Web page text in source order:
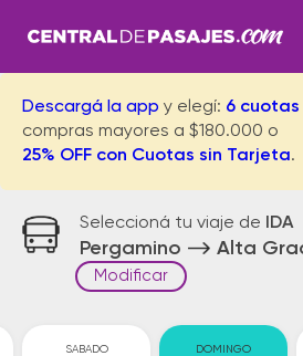
Descargá la app y elegí: 6 cuotas
compras mayores a $180.000 o
25% OFF con Cuotas sin Tarjeta.
Seleccioná tu viaje de IDA
Pergamino Alta
Modificar
SABADO DOMINGO